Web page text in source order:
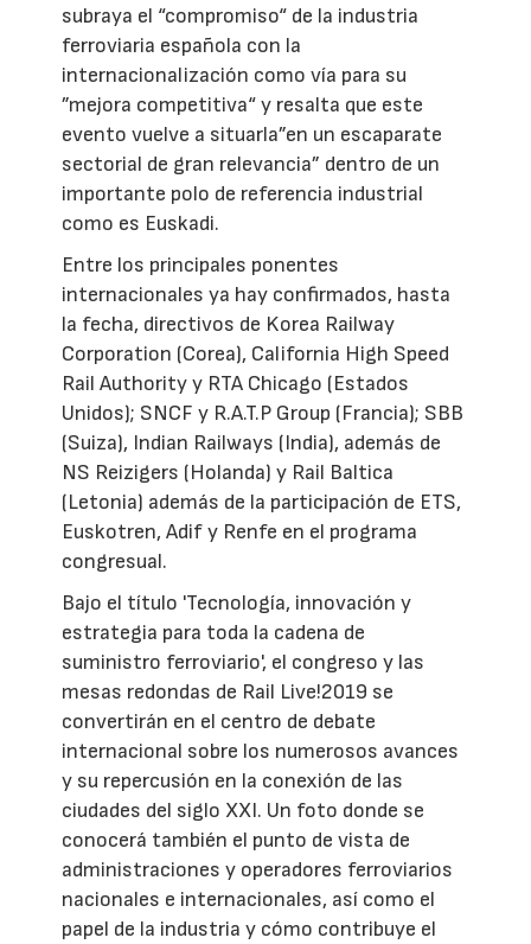
subraya el “compromiso“ de la industria
ferroviaria española con la
internacionalización como vía para su
”mejora competitiva“ y resalta que este
evento vuelve a situarla”en un escaparate
sectorial de gran relevancia” dentro de un
importante polo de referencia industrial
como es Euskadi.
Entre los principales ponentes
internacionales ya hay confirmados, hasta
la fecha, directivos de Korea Railway
Corporation (Corea), California High Speed
Rail Authority y RTA Chicago (Estados
Unidos); SNCF y R.A.T.P Group (Francia); SBB
(Suiza), Indian Railways (India), además de
NS Reizigers (Holanda) y Rail Baltica
(Letonia) además de la participación de ETS,
Euskotren, Adif y Renfe en el programa
congresual.
Bajo el título 'Tecnología, innovación y
estrategia para toda la cadena de
suministro ferroviario', el congreso y las
mesas redondas de Rail Live!2019 se
convertirán en el centro de debate
internacional sobre los numerosos avances
y su repercusión en la conexión de las
ciudades del siglo XXI. Un foto donde se
conocerá también el punto de vista de
administraciones y operadores ferroviarios
nacionales e internacionales, así como el
papel de la industria y cómo contribuye el